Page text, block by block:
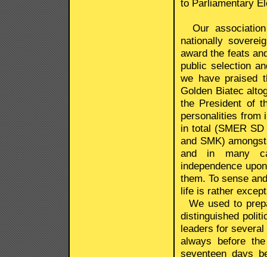
to Parliamentary
Our
nationally
award the feats
public selection
we have praised
Golden Biatec
the President of
personalities from
in total (SMER
and SMK)
and in many
independence
them. To sense
life is rather
We used to
distinguished
leaders for
always before
seventeen days